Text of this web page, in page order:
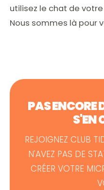
utilisez le chat de
Nous sommes là pour
PAS ENCORE
S'EN
REJOIGNEZ CLUB
N'AVEZ PAS DE
CRÉER VOTRE